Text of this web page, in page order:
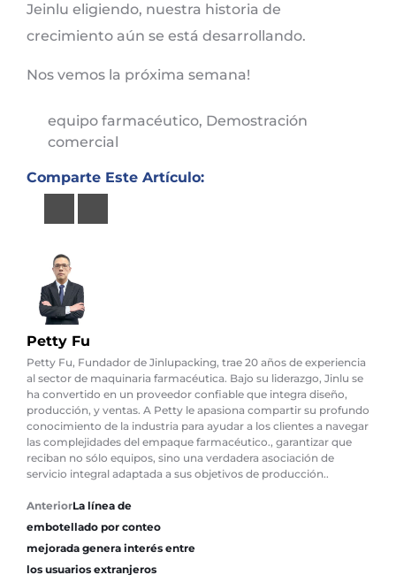
Jeinlu eligiendo, nuestra historia de
crecimiento aún se está desarrollando.
Nos vemos la próxima semana!
equipo farmacéutico, Demostración
comercial
Comparte Este Artículo:
Petty Fu
Petty Fu, Fundador de Jinlupacking, trae 20 años de experiencia
al sector de maquinaria farmacéutica. Bajo su liderazgo, Jinlu se
ha convertido en un proveedor confiable que integra diseño,
producción, y ventas. A Petty le apasiona compartir su profundo
conocimiento de la industria para ayudar a los clientes a navegar
las complejidades del empaque farmacéutico., garantizar que
reciban no sólo equipos, sino una verdadera asociación de
servicio integral adaptada a sus objetivos de producción..
AnteriorLa línea de
embotellado por conteo
mejorada genera interés entre
los usuarios extranjeros